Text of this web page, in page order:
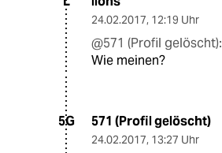
24.02.2017, 12:19 Uhr
@571 (Profil gelöscht):
Wie meinen?
5G 571 (Profil gelöscht)
24.02.2017, 13:27 Uhr